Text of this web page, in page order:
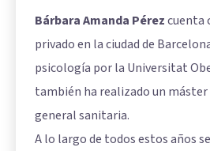
Bárbara Amanda Pérezcuenta
privado en la ciudad de
psicología por la Universitat
también ha realizado un
general sanitaria.
A lo largo de todos estos años